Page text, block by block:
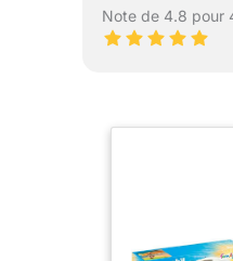
Note de 4.8 pour